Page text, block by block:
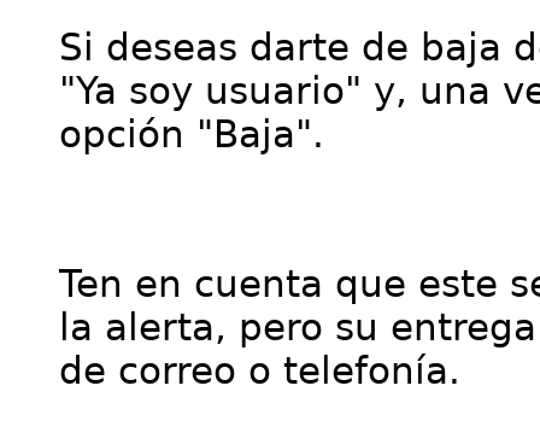
Si deseas darte de baja
"Ya soy usuario" y, una
opción "Baja".
Ten en cuenta que este
la alerta, pero su
de correo o telefonía.